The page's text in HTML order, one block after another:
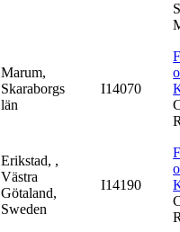
Marum,
Skaraborgs
län
I14070
Erikstad, ,
Västra
Götaland,
Sweden
I14190